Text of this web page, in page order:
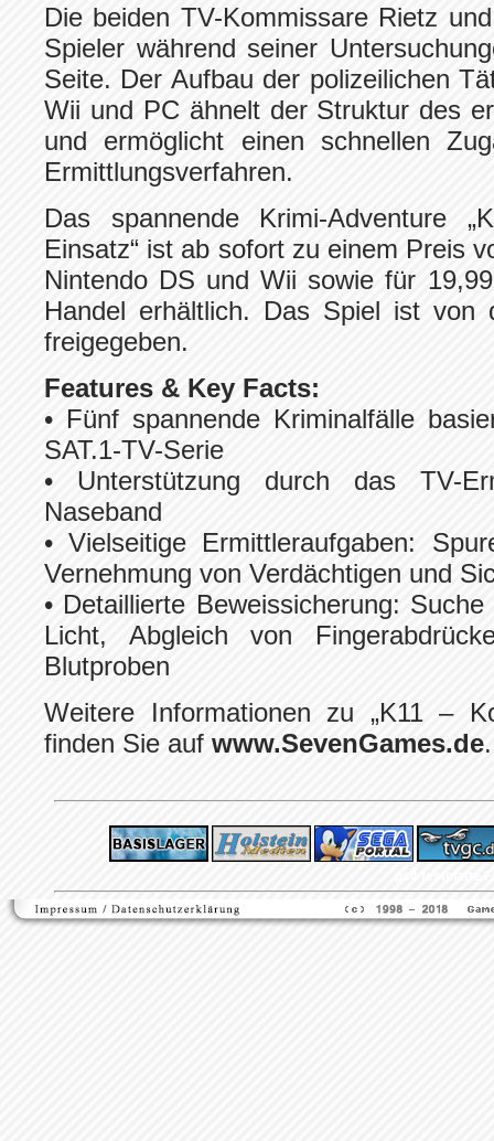
Die beiden TV-Kommissare Rietz
Spieler während seiner
Seite. Der Aufbau der polizeilichen
Wii und PC ähnelt der Struktur des
und ermöglicht einen schnellen
Ermittlungsverfahren.
Das spannende Krimi-Adventure
Einsatz“ ist ab sofort zu einem Preis
Nintendo DS und Wii sowie für
Handel erhältlich. Das Spiel ist
freigegeben.
Features & Key Facts:
• Fünf spannende Kriminalfälle
SAT.1-TV-Serie
• Unterstützung durch das TV-
Naseband
• Vielseitige Ermittleraufgaben:
Vernehmung von Verdächtigen und
• Detaillierte Beweissicherung:
Licht, Abgleich von
Blutproben
Weitere Informationen zu „K11 –
finden Sie auf www.SevenGames.de.